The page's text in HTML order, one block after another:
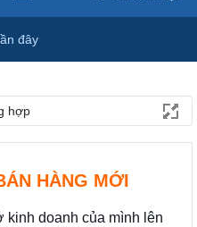
hợp
HÀNG MỚI
kinh doanh của mình lên
đây